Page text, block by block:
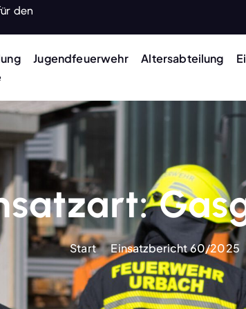
den
Jugendfeuerwehr Altersabteilung
Start Einsatzbericht 60/2025